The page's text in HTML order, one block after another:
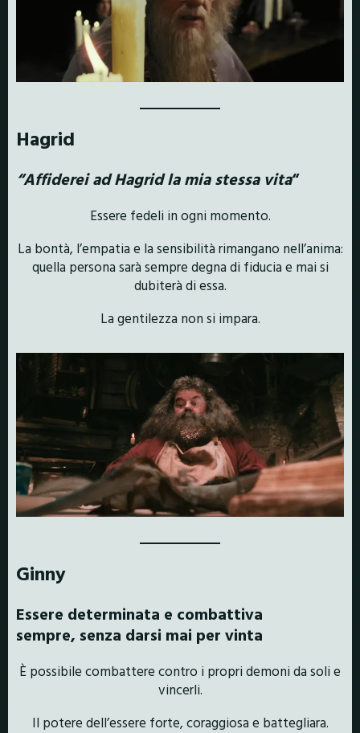
Hagrid
“Affiderei ad Hagrid la mia stessa vita“
Essere fedeli in ogni momento.
La bontà, l’empatia e la sensibilità rimangano nell’anima:
quella persona sarà sempre degna di fiducia e mai si
dubiterà di essa.
La gentilezza non si impara.
Ginny
Essere determinata e combattiva
sempre, senza darsi mai per vinta
È possibile combattere contro i propri demoni da soli e
vincerli.
Il potere dell’essere forte, coraggiosa e battegliara.